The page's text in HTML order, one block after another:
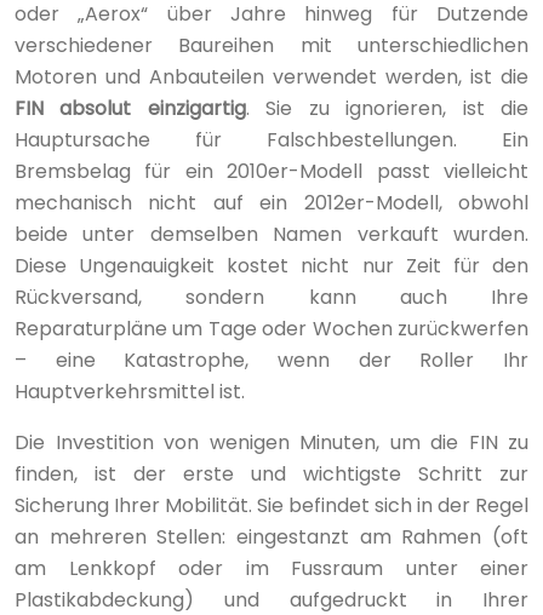
oder „Aerox“ über Jahre hinweg für Dutzende
verschiedener Baureihen mit unterschiedlichen
Motoren und Anbauteilen verwendet werden, ist die
FIN absolut einzigartig. Sie zu ignorieren, ist die
Hauptursache für Falschbestellungen. Ein
Bremsbelag für ein 2010er-Modell passt vielleicht
mechanisch nicht auf ein 2012er-Modell, obwohl
beide unter demselben Namen verkauft wurden.
Diese Ungenauigkeit kostet nicht nur Zeit für den
Rückversand, sondern kann auch Ihre
Reparaturpläne um Tage oder Wochen zurückwerfen
– eine Katastrophe, wenn der Roller Ihr
Hauptverkehrsmittel ist.
Die Investition von wenigen Minuten, um die FIN zu
finden, ist der erste und wichtigste Schritt zur
Sicherung Ihrer Mobilität. Sie befindet sich in der Regel
an mehreren Stellen: eingestanzt am Rahmen (oft
am Lenkkopf oder im Fussraum unter einer
Plastikabdeckung) und aufgedruckt in Ihrer